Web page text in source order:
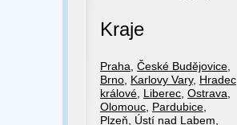
Kraje
Praha, České Budějovice,
Brno, Karlovy Vary, Hradec
králové, Liberec, Ostrava,
Olomouc, Pardubice,
Plzeň, Ústí nad Labem,